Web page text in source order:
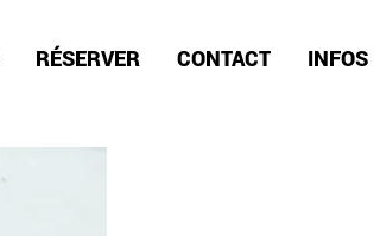
RÉSERVER CONTACT INFOS